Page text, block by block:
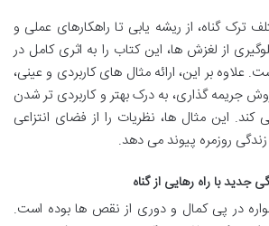
ترک گناه، از ریشه یابی تا راهکارهای عملی و
از لغزش ها، این کتاب را به اثری کامل در
علاوه بر این، ارائه مثال های کاربردی و عینی،
گذاری، به درک بهتر و کاربردی تر شدن
این مثال ها، نظریات را از فضای انتزاعی
روزمره پیوند می دهد.
جدید با راه رهایی از گناه
در پی کمال و دوری از نقص ها بوده است.